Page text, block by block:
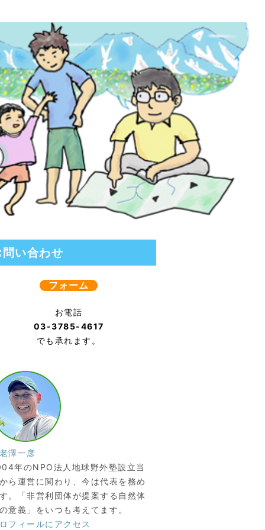
問い合わせ
フォーム
お電話
03-3785-4617
でも承れます。
澤一彦
年のNPO法人地球野外塾設立当
ら運営に関わり、今は代表を務め
。「非営利団体が提案する自然体
意義」をいつも考えてます。
フィールにアクセス